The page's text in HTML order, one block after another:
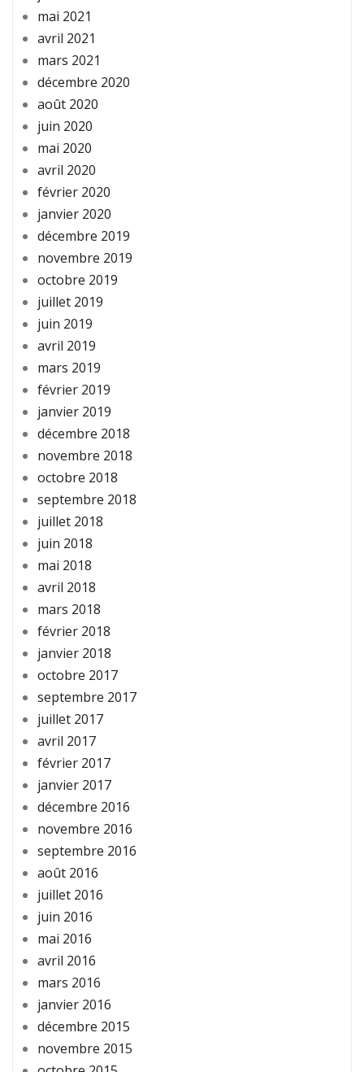
mai 2021
avril 2021
mars 2021
décembre 2020
août 2020
juin 2020
mai 2020
avril 2020
février 2020
janvier 2020
décembre 2019
novembre 2019
octobre 2019
juillet 2019
juin 2019
avril 2019
mars 2019
février 2019
janvier 2019
décembre 2018
novembre 2018
octobre 2018
septembre 2018
juillet 2018
juin 2018
mai 2018
avril 2018
mars 2018
février 2018
janvier 2018
octobre 2017
septembre 2017
juillet 2017
avril 2017
février 2017
janvier 2017
décembre 2016
novembre 2016
septembre 2016
août 2016
juillet 2016
juin 2016
mai 2016
avril 2016
mars 2016
janvier 2016
décembre 2015
novembre 2015